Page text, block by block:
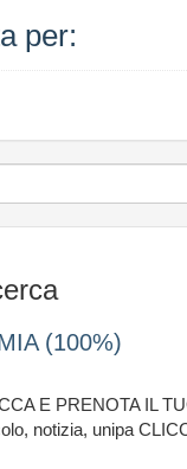
per:
(100%)
E PRENOTA IL
notizia, unipa